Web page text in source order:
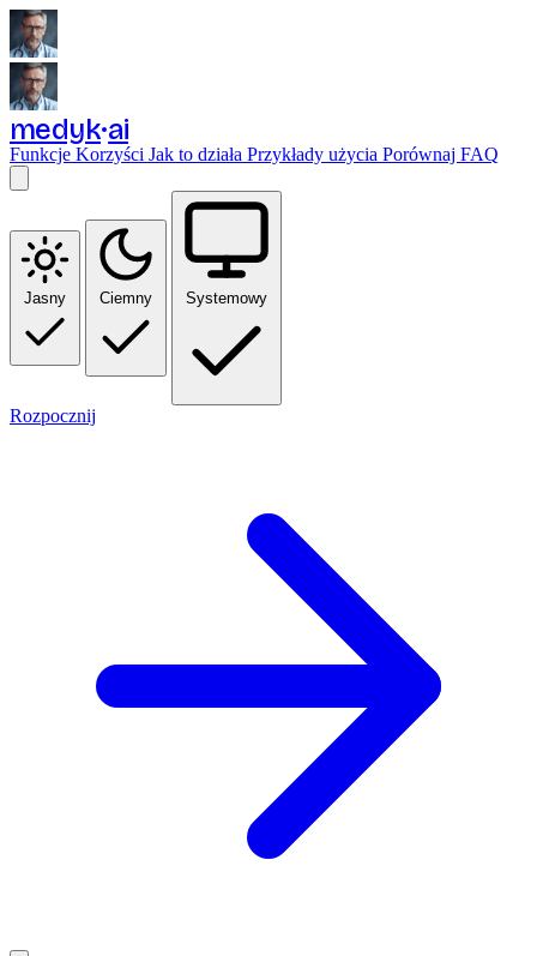
medyk ai
Funkcje Korzyści Jak to działa Przykłady użycia Porównaj FAQ
Jasny Ciemny Systemowy
Rozpocznij